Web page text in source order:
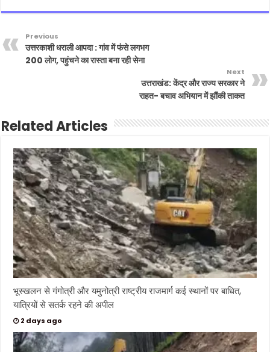
Previous
उत्तरकाशी धराली आपदा : गांव में फंसे लगभग
200 लोग, पहुंचने का रास्ता बना रही सेना
Next
उत्तराखंड: केंद्र और राज्य सरकार ने
राहत- बचाव अभियान में झौंकी ताकत
Related Articles
भूस्खलन से गंगोत्री और यमुनोत्री राष्ट्रीय राजमार्ग कई स्थानों पर बाधित,
यात्रियों से सतर्क रहने की अपील
2 days ago